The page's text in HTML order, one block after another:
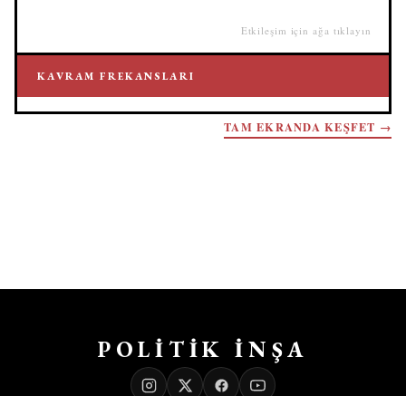
Etkileşim için ağa tıklayın
KAVRAM FREKANSLARI
TAM EKRANDA KEŞFET →
POLİTİK İNŞA